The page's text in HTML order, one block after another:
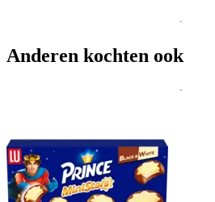
Anderen kochten ook